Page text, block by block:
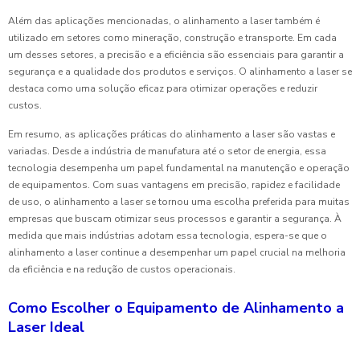
Além das aplicações mencionadas, o alinhamento a laser também é
utilizado em setores como mineração, construção e transporte. Em cada
um desses setores, a precisão e a eficiência são essenciais para garantir a
segurança e a qualidade dos produtos e serviços. O alinhamento a laser se
destaca como uma solução eficaz para otimizar operações e reduzir
custos.
Em resumo, as aplicações práticas do alinhamento a laser são vastas e
variadas. Desde a indústria de manufatura até o setor de energia, essa
tecnologia desempenha um papel fundamental na manutenção e operação
de equipamentos. Com suas vantagens em precisão, rapidez e facilidade
de uso, o alinhamento a laser se tornou uma escolha preferida para muitas
empresas que buscam otimizar seus processos e garantir a segurança. À
medida que mais indústrias adotam essa tecnologia, espera-se que o
alinhamento a laser continue a desempenhar um papel crucial na melhoria
da eficiência e na redução de custos operacionais.
Como Escolher o Equipamento de Alinhamento a
Laser Ideal